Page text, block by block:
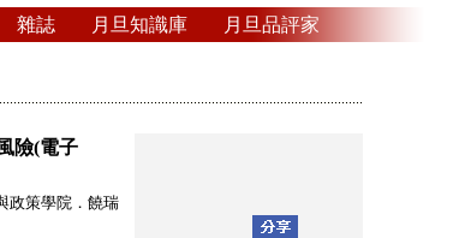
雜誌 月旦知識庫 月旦品評家
險(電子
政策學院．饒瑞